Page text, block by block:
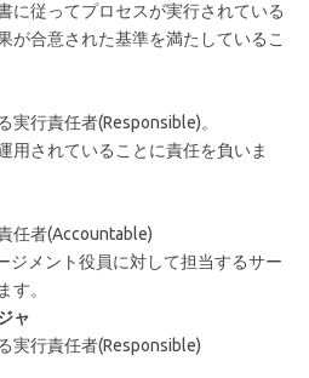
に従ってプロセスが実行されている
が合意された基準を満たしているこ
実行責任者(Responsible)。
用されていることに責任を負いま
任者(Accountable)
ジメント役員に対して担当するサー
す。
ャ
実行責任者(Responsible)